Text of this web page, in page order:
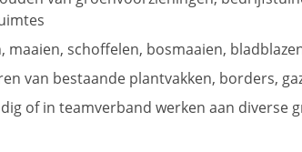
maaien, schoffelen, bosmaaien,
van bestaande plantvakken, borders,
of in teamverband werken aan diverse